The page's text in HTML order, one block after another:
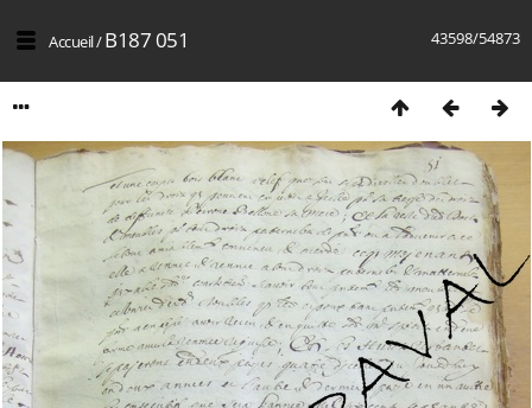
43598/54873
Accueil/B187 051